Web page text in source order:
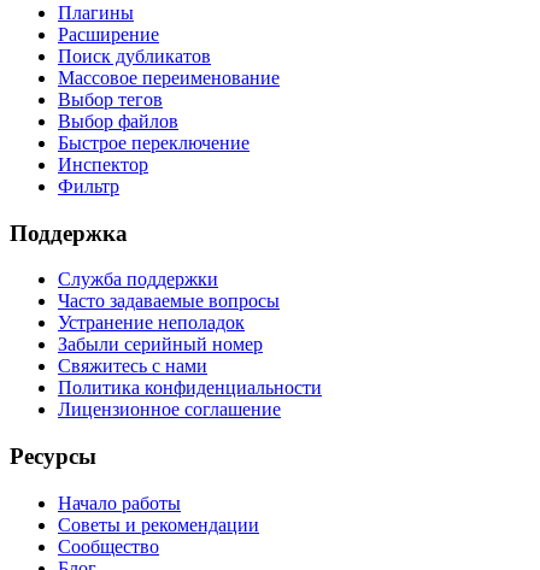
Плагины
Расширение
Поиск дубликатов
Массовое переименование
Выбор тегов
Выбор файлов
Быстрое переключение
Инспектор
Фильтр
Поддержка
Служба поддержки
Часто задаваемые вопросы
Устранение неполадок
Забыли серийный номер
Свяжитесь с нами
Политика конфиденциальности
Лицензионное соглашение
Ресурсы
Начало работы
Советы и рекомендации
Сообщество